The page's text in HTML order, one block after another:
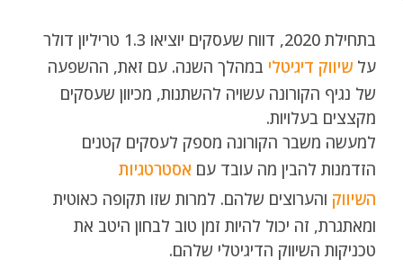
בתחילת 2020, דווח שעסקים יוציאו 1.3 טריליון דולר
על שיווק דיגיטלי במהלך השנה. עם זאת, ההשפעה
של נגיף הקורונה עשויה להשתנות, מכיוון שעסקים
מקצצים בעלויות.
למעשה משבר הקורונה מספק לעסקים קטנים
הזדמנות להבין מה עובד עם אסטרטגיות
השיווק והערוצים שלהם. למרות שזו תקופה כאוטית
ומאתגרת, זה יכול להיות זמן טוב לבחון היטב את
טכניקות השיווק הדיגיטלי שלהם.